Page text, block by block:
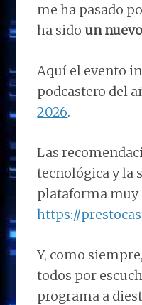
me ha pasado
ha sido un
Aquí el evento
podcastero del
2026.
Las
tecnológica y la
plataforma muy
https://
Y, como
todos por
programa a